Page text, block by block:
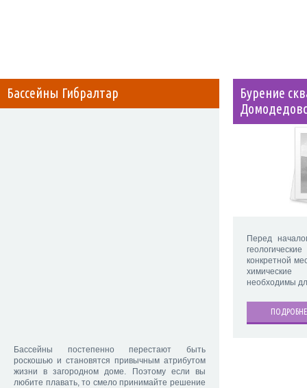
Бассейны Гибралтар
Бассейны постепенно перестают быть
роскошью и становятся привычным атрибутом
жизни в загородном доме. Поэтому если вы
любите плавать, то смело принимайте решение
Бурение
Перед
конкретной
необходимы